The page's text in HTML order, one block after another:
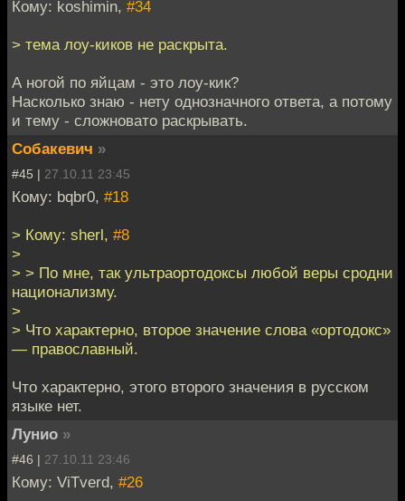
Кому: koshimin, #34
> тема лоу-киков не раскрыта.
А ногой по яйцам - это лоу-кик?
Насколько знаю - нету однозначного ответа, а потому
и тему - сложновато раскрывать.
Собакевич »
#45 | 27.10.11 23:45
Кому: bqbr0, #18
> Кому: sherl, #8
>
> > По мне, так ультраортодоксы любой веры сродни
национализму.
>
> Что характерно, второе значение слова «ортодокс»
— православный.
Что характерно, этого второго значения в русском
языке нет.
Лунио »
#46 | 27.10.11 23:46
Кому: ViTverd, #26